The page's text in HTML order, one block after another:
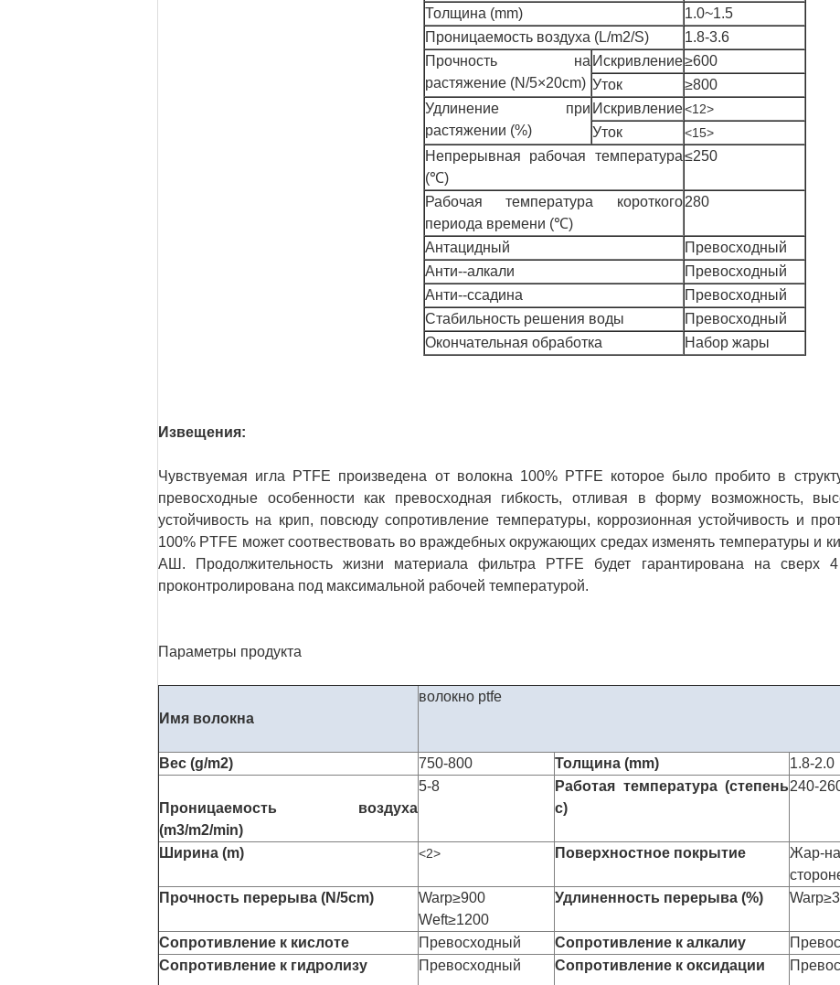
Толщина (mm)
1.0~1.5
Проницаемость воздуха (L/m2/S)
1.8-3.6
Прочность на
растяжение (N/5×20cm)
Искривление≥600
Уток
≥800
Удлинение при
растяжении (%)
Искривление<12>
Уток <15>
Непрерывная рабочая температура
(℃)
≤250
Рабочая температура короткого
периода времени (℃)
280
Антацидный
Превосходный
Анти--алкали
Превосходный
Анти--ссадина
Превосходный
Стабильность решения воды
Превосходный
Окончательная обработка
Набор жары
Извещения:
Чувствуемая игла PTFE произведена от волокна 100% PTFE которое было пробито в
превосходные особенности как превосходная гибкость, отливая в форму возможность,
устойчивость на крип, повсюду сопротивление температуры, коррозионная устойчивость и
100% PTFE может соотвествовать во враждебных окружающих средах изменять температуры и
АШ. Продолжительность жизни материала фильтра PTFE будет гарантирована на сверх 4
проконтролирована под максимальной рабочей температурой.
Параметры продукта
Имя волокна
волокно ptfe
Вес (g/m2) 750-800 Толщина (mm) 1.8-2.0
Проницаемость воздуха
(m3/m2/min)
5-8
Работая температура (степень
c)
240-
Ширина (m) <2> Поверхностное покрытие
Жар-
Прочность перерыва (N/5cm)
Warp≥900
Weft≥1200
Удлиненность перерыва (%)
Сопротивление к кислоте Превосходный Сопротивление к алкалиу
Сопротивление к гидролизу
Превосходный Сопротивление к оксидации